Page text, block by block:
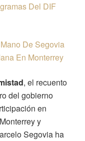
Del DIF
De Segovia
En Monterrey
, el recuento
del gobierno
en
y
Segovia ha